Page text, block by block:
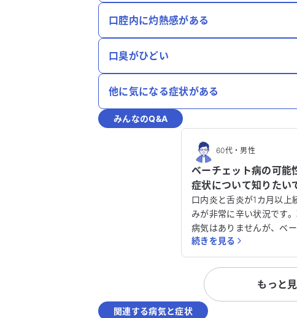
口腔内に灼熱感がある
口臭がひどい
他に気になる症状がある
みんなのQ&A
60代・男性
ベーチェット病の可能
症状について知りたい
口内炎と舌炎が1カ月以上
みが非常に辛い状況です
病気はありませんが、ベ
能性について心配していま
検査や眼科、内視鏡大腸
果、現時点ではベーチェ
病ではないと言われています。 しか
状が改善しないため、他
や治療法があるのか知りた
続きを見る
もっと
関連する病気と症状